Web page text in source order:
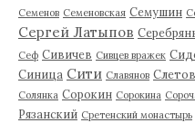
Семенов Семеновская Семушин
Сергей Латыпов
Сеф Сивичев Сивцев вражек
Синица Сити Славянов
Солянка Сорокин Сорокина
Рязанский Сретенский монастырь